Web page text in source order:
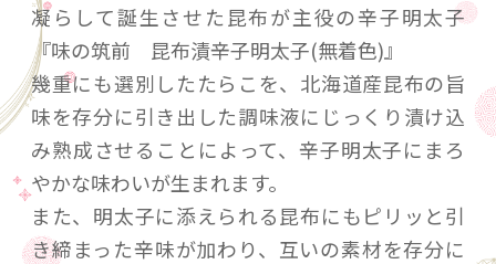
凝らして誕生させた昆布が主役の辛子明太子
『味の筑前 昆布漬辛子明太子(無着色)』
幾重にも選別したたらこを、北海道産昆布の旨
味を存分に引き出した調味液にじっくり漬け込
み熟成させることによって、辛子明太子にまろ
やかな味わいが生まれます。
また、明太子に添えられる昆布にもピリッと引
き締まった辛味が加わり、互いの素材を存分に